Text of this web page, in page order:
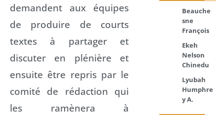
demandent aux équipes
de produire de courts
textes à partager et
discuter en plénière et
ensuite être repris par le
comité de rédaction qui
les ramènera à
Beauche
sne
François
Ekeh
Nelson
Chinedu
Lyubah
Humphre
y A.